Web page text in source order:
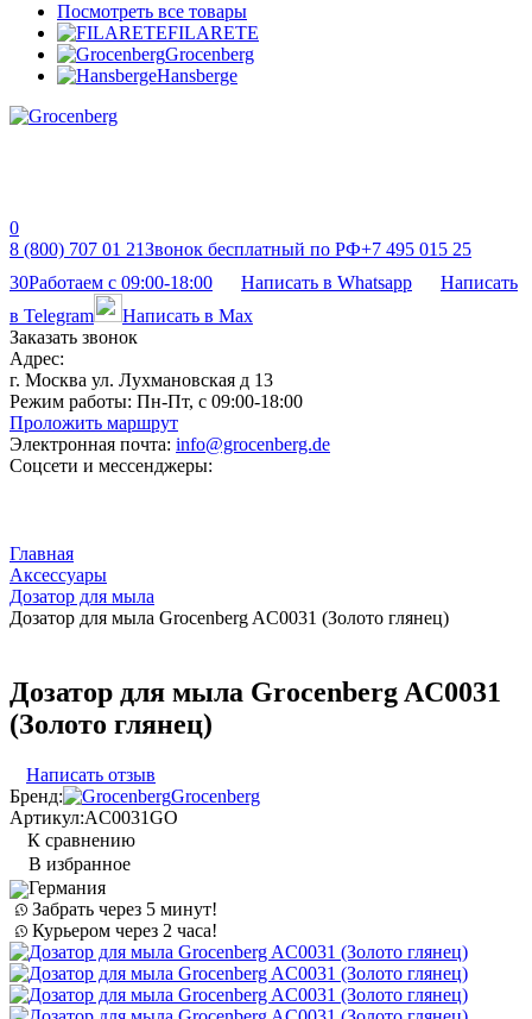
Посмотреть все товары
FILARETE
Grocenberg
Hansberge
0
8 (800) 707 01 21Звонок бесплатный по РФ+7 495 015 25
30Работаем с 09:00-18:00 Написать в Whatsapp
Написать
в Telegram
Написать в Max
Заказать звонок
Адрес:
г. Москва ул. Лухмановская д 13
Режим работы: Пн-Пт, с 09:00-18:00
Проложить маршрут
Электронная почта: info@grocenberg.de
Соцсети и мессенджеры:
Главная
Аксессуары
Дозатор для мыла
Дозатор для мыла Grocenberg AC0031 (Золото глянец)
Дозатор для мыла Grocenberg AC0031
(Золото глянец)
Написать отзыв
Бренд:
Grocenberg
Артикул:AC0031GO
К сравнению
В избранное
Германия
Забрать через 5 минут!
Курьером через 2 часа!